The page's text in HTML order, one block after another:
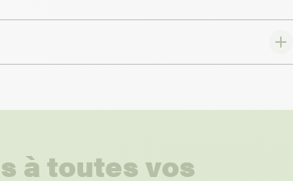
à toutes vos